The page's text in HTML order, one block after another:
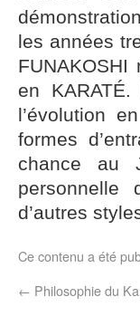
les années
en
l’évolution
formes
chance au
personnelle
d’autres
Ce contenu a été
← Philosophie du